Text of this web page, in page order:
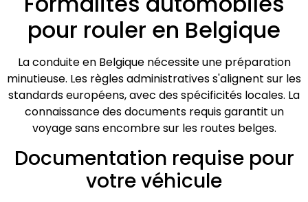
pour rouler en Belgique
La conduite en Belgique nécessite une préparation
minutieuse. Les règles administratives s'alignent sur les
standards européens, avec des spécificités locales. La
connaissance des documents requis garantit un
voyage sans encombre sur les routes belges.
Documentation requise pour
votre véhicule